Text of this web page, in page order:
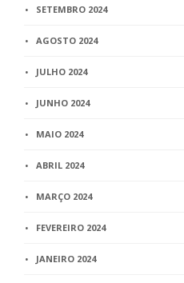
SETEMBRO 2024
AGOSTO 2024
JULHO 2024
JUNHO 2024
MAIO 2024
ABRIL 2024
MARÇO 2024
FEVEREIRO 2024
JANEIRO 2024